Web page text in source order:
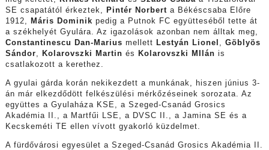
SE csapatától érkeztek,
Pintér Norberta Békéscsaba Előre
1912,
Máris Dominik pedig a Putnok FC együtteséből tette át
a székhelyét Gyulára. Az igazolások azonban nem álltak meg,
Constantinescu Dan-Marius mellett Lestyán Lionel , Göblyös
Sándor, Kolarovszki Martin és Kolarovszki MIlán is
csatlakozott a kerethez.
A gyulai gárda korán nekikezdett a munkának, hiszen június 3-
án már elkezdődött felkészülési mérkőzéseinek sorozata. Az
együttes a Gyulaháza KSE, a Szeged-Csanád Grosics
Akadémia II., a Martfűi LSE, a DVSC II., a Jamina SE és a
Kecskeméti TE ellen vívott gyakorló küzdelmet.
A fürdővárosi egyesület a Szeged-Csanád Grosics Akadémia II.